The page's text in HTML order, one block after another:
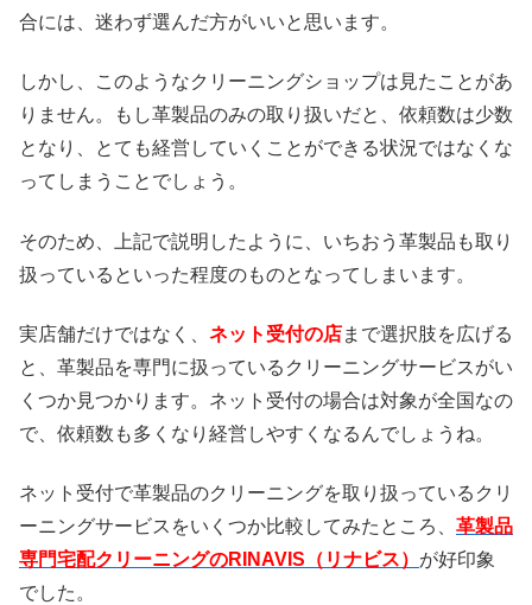
合には、迷わず選んだ方がいいと思います。
しかし、このようなクリーニングショップは見たことがあ
りません。もし革製品のみの取り扱いだと、依頼数は少数
となり、とても経営していくことができる状況ではなくな
ってしまうことでしょう。
そのため、上記で説明したように、いちおう革製品も取り
扱っているといった程度のものとなってしまいます。
実店舗だけではなく、 ネット受付の店まで選択肢を広げる
と、革製品を専門に扱っているクリーニングサービスがい
くつか見つかります。ネット受付の場合は対象が全国なの
で、依頼数も多くなり経営しやすくなるんでしょうね。
ネット受付で革製品のクリーニングを取り扱っているクリ
ーニングサービスをいくつか比較してみたところ、 革製品
専門宅配クリーニングのRINAVIS（リナビス） が好印象
でした。